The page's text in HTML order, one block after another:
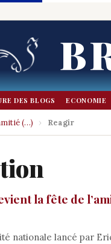
DES BLOGS ECONOMIE
(…) › Reagir
la fête de
nationale lancé par